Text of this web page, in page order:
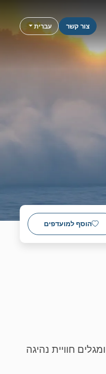
צור קשר עברית
הוסף למועדפים
חוויית נהיגה